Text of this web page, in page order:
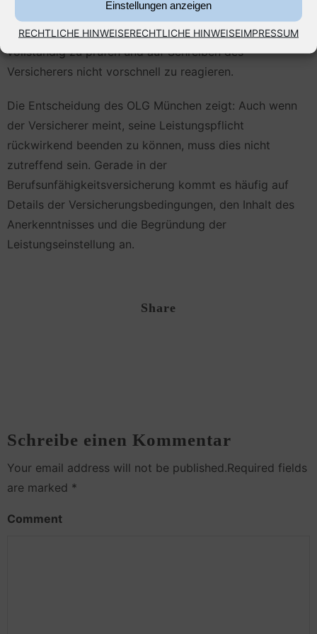
Einstellungen anzeigen
RECHTLICHE HINWEISERECHTLICHE HINWEISEIMPRESSUM
Wichtig ist insbesondere, die eigene berufliche Tätigkeit
sauber aufzubereiten, die medizinischen Unterlagen
vollständig zu prüfen und auf Schreiben des
Versicherers nicht vorschnell zu reagieren.
Die Entscheidung des OLG München zeigt: Auch wenn
der Versicherer meint, seine Leistungspflicht
rückwirkend beenden zu können, muss dies nicht
zutreffend sein. Gerade in der
Berufsunfähigkeitsversicherung kommt es häufig auf
Details der Versicherungsbedingungen, den Inhalt des
Anerkenntnisses und die Begründung der
Leistungseinstellung an.
Share
Schreibe einen Kommentar
Your email address will not be published.Required fields
are marked *
Comment